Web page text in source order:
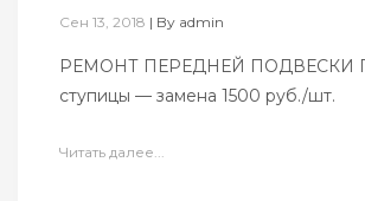
Сен 13, 2018 | By admin
РЕМОНТ ПЕРЕДНЕЙ ПОДВЕСКИ
ступицы — замена 1500 руб./шт.
Читать далее...